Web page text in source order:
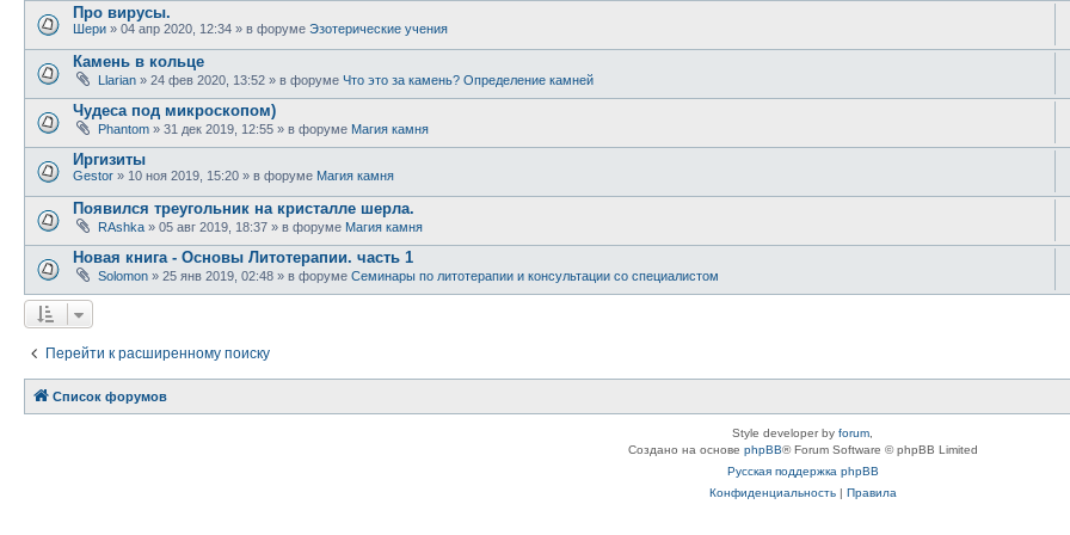
Про вирусы.
Шери » 04 апр 2020, 12:34 » в форуме Эзотерические учения
Камень в кольце
Llarian » 24 фев 2020, 13:52 » в форуме Что это за камень? Определение камней
Чудеса под микроскопом)
Phantom » 31 дек 2019, 12:55 » в форуме Магия камня
Иргизиты
Gestor » 10 ноя 2019, 15:20 » в форуме Магия камня
Появился треугольник на кристалле шерла.
RAshka » 05 авг 2019, 18:37 » в форуме Магия камня
Новая книга - Основы Литотерапии. часть 1
Solomon » 25 янв 2019, 02:48 » в форуме Семинары по литотерапии и консультации со специалистом
Перейти к расширенному поиску
Список форумов
Style developer by forum
Создано на основе phpBB® Forum Software © phpBB Limited
Русская поддержка phpBB
Конфиденциальность| Правила